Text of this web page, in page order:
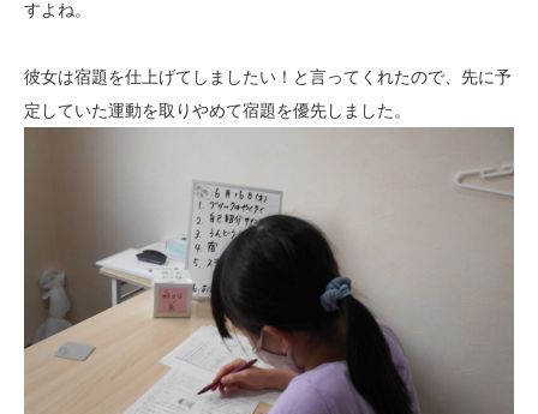
すよね。
彼女は宿題を仕上げてしましたい！と言ってくれたので、先に予
定していた運動を取りやめて宿題を優先しました。